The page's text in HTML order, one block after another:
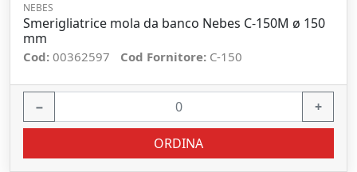
NEBES
Smerigliatrice mola da banco Nebes C-150M ø 150
mm
Cod: 00362597 Cod Fornitore: C-150
− +
ORDINA